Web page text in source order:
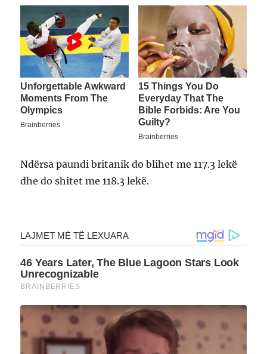
Ndërsa paundi britanik do blihet me 117.3 lekë
dhe do shitet me 118.3 lekë.